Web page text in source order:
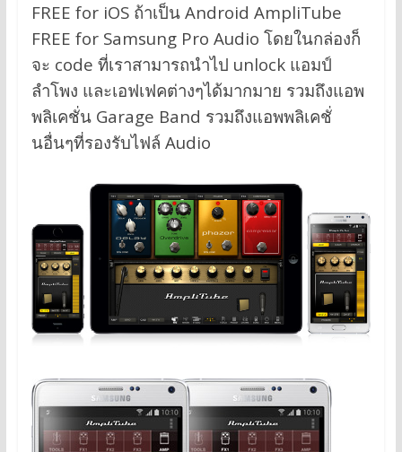
FREE for iOS ถ้าเป็น Android AmpliTube
FREE for Samsung Pro Audio โดยในกล่องก็
จะ code ที่เราสามารถนำไป unlock แอมป์
ลำโพง และเอฟเฟคต่างๆได้มากมาย รวมถึงแอพ
พลิเคชั่น Garage Band รวมถึงแอพพลิเคชั่
นอื่นๆที่รองรับไฟล์ Audio